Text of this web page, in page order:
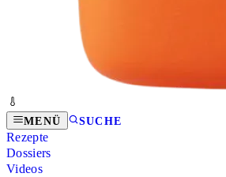
MENÜ SUCHE
Rezepte
Dossiers
Videos